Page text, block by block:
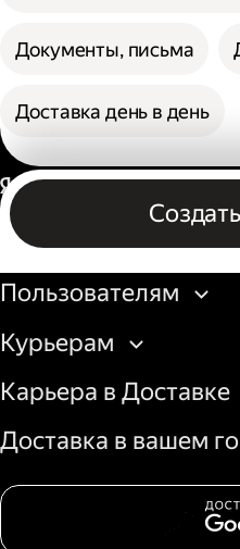
Документы, письма
Доставка день в день
Бизнесу
Пользователям
Курьерам
Карьера в Доставке
Доставка в вашем